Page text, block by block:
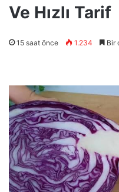
Ve Hızlı Tarif
15 saat önce 1.234 Bir